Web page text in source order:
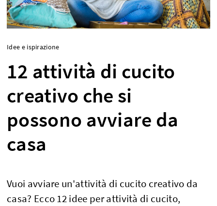
Idee e ispirazione
12 attività di cucito
creativo che si
possono avviare da
casa
Vuoi avviare un'attività di cucito creativo da
casa? Ecco 12 idee per attività di cucito,